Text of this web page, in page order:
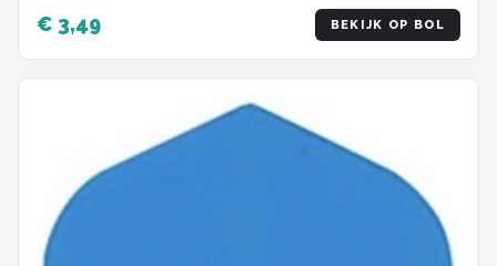
€ 3,49 BEKIJK OP BOL